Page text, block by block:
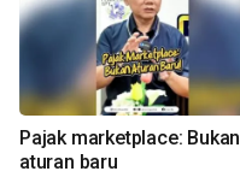
Pajak marketplace: Bukan
aturan baru